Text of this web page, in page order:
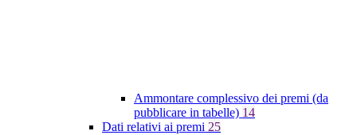
Ammontare complessivo dei premi (da
pubblicare in tabelle) 14
Dati relativi ai premi 25